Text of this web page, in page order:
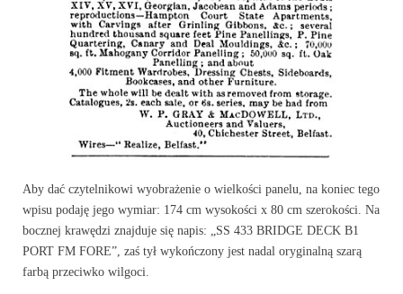
Aby dać czytelnikowi wyobrażenie o wielkości panelu, na koniec tego
wpisu podaję jego wymiar: 174 cm wysokości x 80 cm szerokości. Na
bocznej krawędzi znajduje się napis: „SS 433 BRIDGE DECK B1
PORT FM FORE”, zaś tył wykończony jest nadal oryginalną szarą
farbą przeciwko wilgoci.